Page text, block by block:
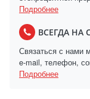
Подробнее
ВСЕГДА НА
Связаться с нами
e-mail, телефон,
Подробнее